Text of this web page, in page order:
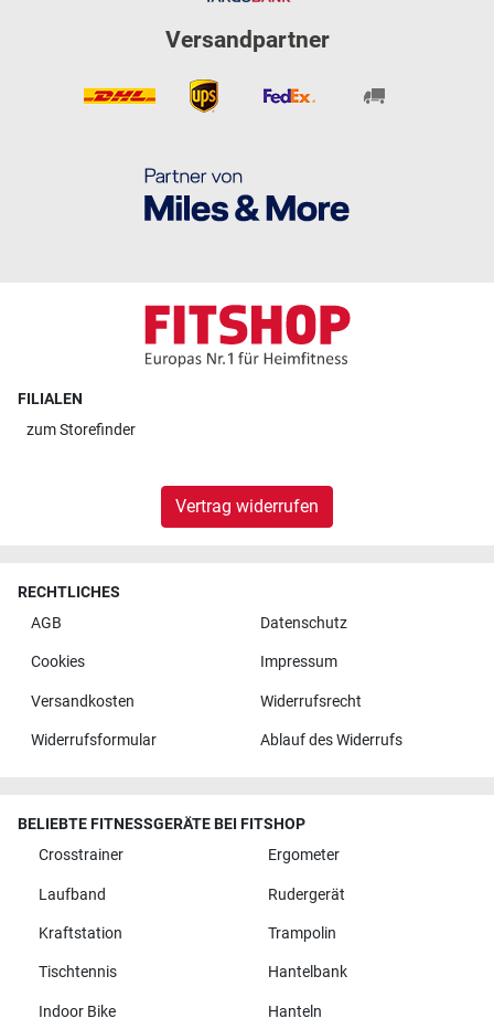
Versandpartner
FILIALEN
zumStorefinder
Vertrag widerrufen
RECHTLICHES
AGB
Datenschutz
Cookies Impressum
Versandkosten Widerrufsrecht
Widerrufsformular Ablauf des Widerrufs
BELIEBTE FITNESSGERÄTE BEI FITSHOP
Crosstrainer
Ergometer
Laufband Rudergerät
Kraftstation Trampolin
Tischtennis Hantelbank
Indoor Bike Hanteln